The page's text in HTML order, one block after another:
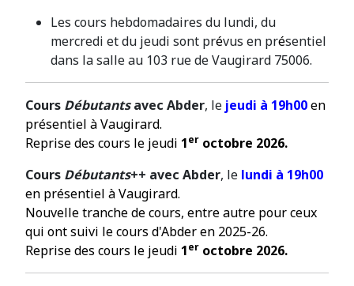
Les cours hebdomadaires du lundi, du
mercredi et du jeudi sont prévus en présentiel
dans la salle au 103 rue de Vaugirard 75006.
Cours Débutantsavec Abder, le jeudi à 19h00en
présentiel à Vaugirard.
Reprise des cours le jeudi 1er octobre 2026.
Cours Débutants++ avec Abder, le lundi à 19h00
en présentiel à Vaugirard.
Nouvelle tranche de cours, entre autre pour ceux
qui ont suivi le cours d'Abder en 2025-26.
Reprise des cours le jeudi 1er octobre 2026.